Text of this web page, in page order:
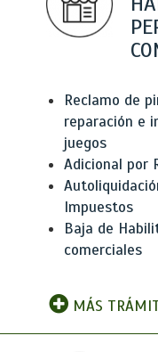
Reclamo de
reparación e
juegos
Adicional por
Impuestos
Baja de
comerciales
MÁS